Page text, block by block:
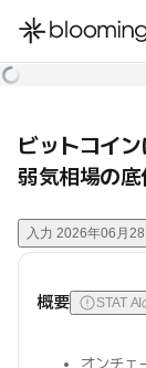
한국어
ビットコイン
弱気相場の
入力 2026年06月
概要 STAT
オンチェ